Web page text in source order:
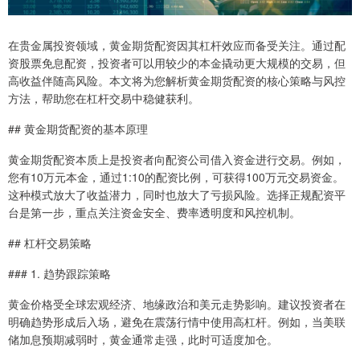
在贵金属投资领域，黄金期货配资因其杠杆效应而备受关注。通过配
资股票免息配资，投资者可以用较少的本金撬动更大规模的交易，但
高收益伴随高风险。本文将为您解析黄金期货配资的核心策略与风控
方法，帮助您在杠杆交易中稳健获利。
## 黄金期货配资的基本原理
黄金期货配资本质上是投资者向配资公司借入资金进行交易。例如，
您有10万元本金，通过1:10的配资比例，可获得100万元交易资金。
这种模式放大了收益潜力，同时也放大了亏损风险。选择正规配资平
台是第一步，重点关注资金安全、费率透明度和风控机制。
## 杠杆交易策略
### 1. 趋势跟踪策略
黄金价格受全球宏观经济、地缘政治和美元走势影响。建议投资者在
明确趋势形成后入场，避免在震荡行情中使用高杠杆。例如，当美联
储加息预期减弱时，黄金通常走强，此时可适度加仓。